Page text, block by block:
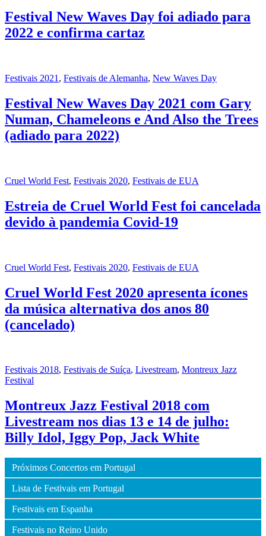
Festival New Waves Day foi adiado para
2022 e confirma cartaz
Festivais 2021 , Festivais de Alemanha, New Waves Day
Festival New Waves Day 2021 com Gary
Numan, Chameleons e And Also the Trees
(adiado para 2022)
Cruel World Fest, Festivais 2020, Festivais de EUA
Estreia de Cruel World Fest foi cancelada
devido à pandemia Covid-19
Cruel World Fest, Festivais 2020, Festivais de EUA
Cruel World Fest 2020 apresenta ícones
da música alternativa dos anos 80
(cancelado)
Festivais 2018, Festivais de Suíça, Livestream, Montreux Jazz
Festival
Montreux Jazz Festival 2018 com
Livestream nos dias 13 e 14 de julho:
Billy Idol, Iggy Pop, Jack White
Próximos Concertos em Portugal
Lista de Festivais em Portugal
Festivais em Espanha
Festivais no Reino Unido